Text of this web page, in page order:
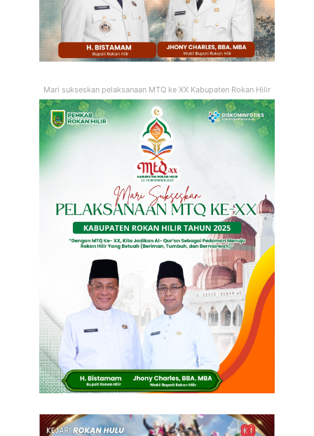
Mari sukseskan pelaksanaan MTQ ke XX Kabupaten Rokan Hilir